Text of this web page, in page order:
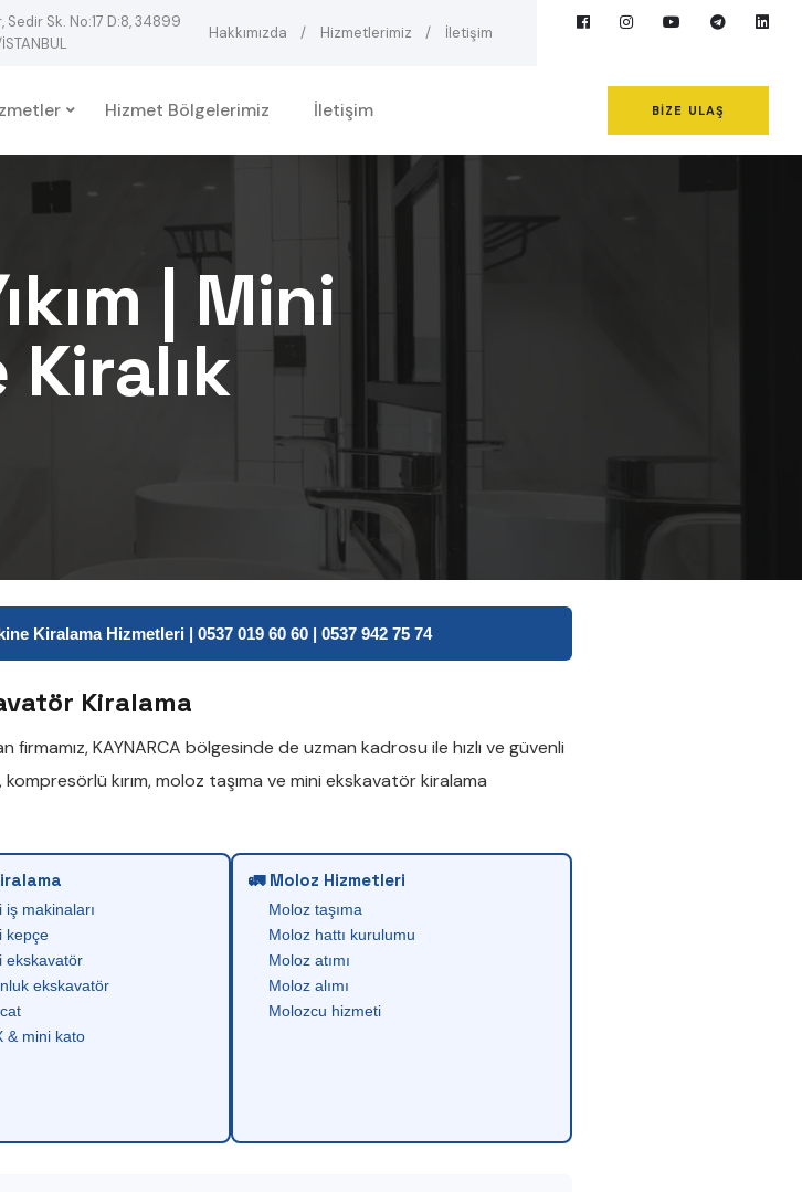
Sedir Sk. No:17 D:8, 34899
Hakkımızda Hizmetlerimiz İletişim
Hizmet Bölgelerimiz İletişim BIZE ULAŞ
| Mini
Kiralama Hizmetleri | 0537 019 60 60 | 0537 942 75 74
Kiralama
firmamız,KAYNARCA bölgesinde de uzman kadrosu ile hızlı ve güvenli
,kompresörlü kırım,moloz taşıma ve mini ekskavatör kiralama
iş makinaları
kepçe
ekskavatör
ekskavatör
& mini kato
🚛 Moloz Hizmetleri
Moloz taşıma
Moloz hattı kurulumu
Moloz atımı
Moloz alımı
Molozcu hizmeti